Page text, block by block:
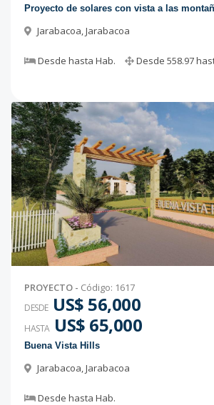
Proyecto de solares con vista a las
Jarabacoa,Jarabacoa
Desde hasta Hab. Desde 558.97
PROYECTO - Código: 1617
DESDE US$ 56,000
HASTA US$ 65,000
Buena Vista Hills
Jarabacoa,Jarabacoa
Desde hasta Hab.